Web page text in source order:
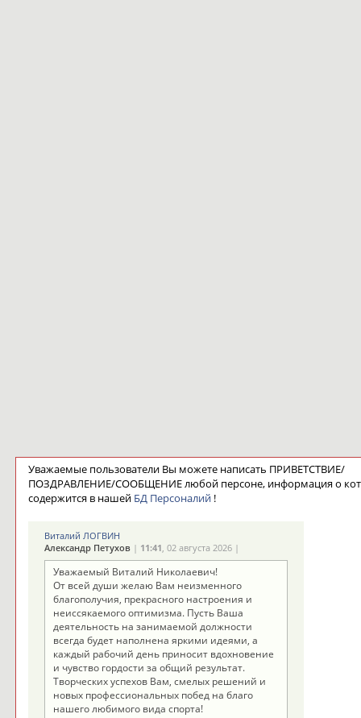
Уважаемые пользователи Вы можете написать ПРИВЕТСТВИЕ/
ПОЗДРАВЛЕНИЕ/СООБЩЕНИЕ любой персоне, информация о
содержится в нашей БД Персоналий!
Виталий ЛОГВИН
Александр Петухов| 11:41, 02 августа 2026 |
Уважаемый Виталий Николаевич!
От всей души желаю Вам неизменного
благополучия, прекрасного настроения и
неиссякаемого оптимизма. Пусть Ваша
деятельность на занимаемой должности
всегда будет наполнена яркими идеями, а
каждый рабочий день приносит вдохновение
и чувство гордости за общий результат.
Творческих успехов Вам, смелых решений и
новых профессиональных побед на благо
нашего любимого вида спорта!